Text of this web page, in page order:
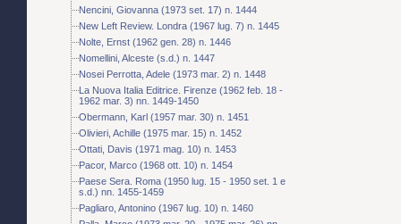
Nencini, Giovanna (1973 set. 17) n. 1444
New Left Review. Londra (1967 lug. 7) n. 1445
Nolte, Ernst (1962 gen. 28) n. 1446
Nomellini, Alceste (s.d.) n. 1447
Nosei Perrotta, Adele (1973 mar. 2) n. 1448
La Nuova Italia Editrice. Firenze (1962 feb. 18 -
1962 mar. 3) nn. 1449-1450
Obermann, Karl (1957 mar. 30) n. 1451
Olivieri, Achille (1975 mar. 15) n. 1452
Ottati, Davis (1971 mag. 10) n. 1453
Pacor, Marco (1968 ott. 10) n. 1454
Paese Sera. Roma (1950 lug. 15 - 1950 set. 1 e
s.d.) nn. 1455-1459
Pagliaro, Antonino (1967 lug. 10) n. 1460